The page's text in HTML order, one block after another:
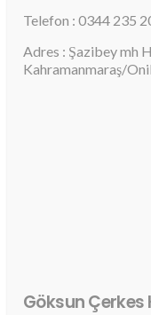
Telefon : 0344 235
Adres : Şazibey mh
Kahramanmaraş/
Göksun Çerkes